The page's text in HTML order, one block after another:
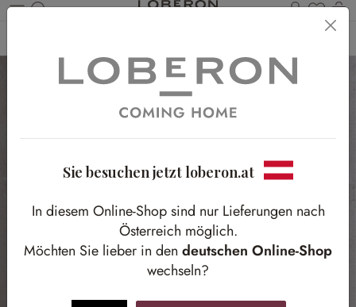
Du
Sie besuchen jetzt loberon.at
In diesem Online-Shop sind nur Lieferungen nach
Österreich möglich.
Möchten Sie lieber in den deutschen Online-Shop
wechseln?